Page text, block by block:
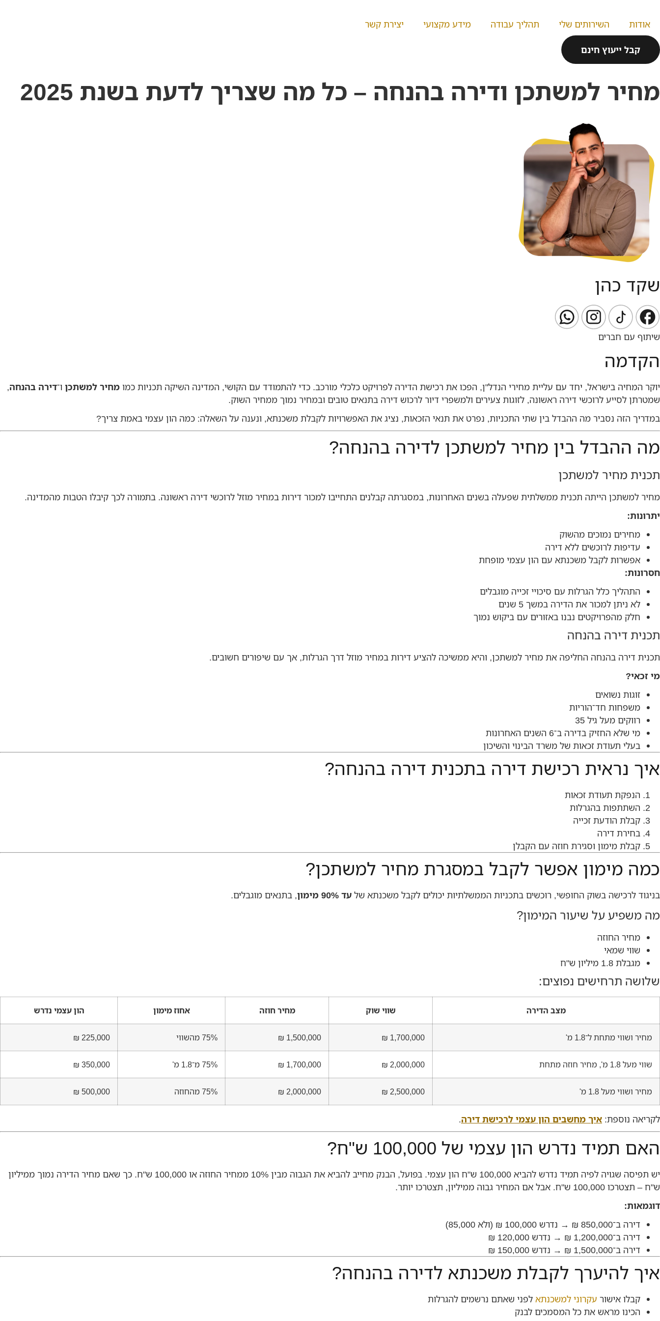
אודות השירותים שלי תהליך עבודה מידע מקצועי יצירת קשר
קבל ייעוץ חינם
מחיר למשתכן ודירה בהנחה – כל מה שצריך לדעת בשנת 2025
שקד כהן
שיתוף עם חברים
הקדמה
יוקר המחיה בישראל, יחד עם עליית מחירי הנדל"ן, הפכו את רכישת הדירה לפרויקט כלכלי מורכב. כדי להתמודד עם הקושי, המדינה השיקה תכניות כמו מחיר למשתכן ו־דירה בהנחה,
שמטרתן לסייע לרוכשי דירה ראשונה, לזוגות צעירים ולמשפרי דיור לרכוש דירה בתנאים טובים ובמחיר נמוך ממחיר השוק.
במדריך הזה נסביר מה ההבדל בין שתי התכניות, נפרט את תנאי הזכאות, נציג את האפשרויות לקבלת משכנתא, ונענה על השאלה: כמה הון עצמי באמת צריך?
מה ההבדל בין מחיר למשתכן לדירה בהנחה?
תכנית מחיר למשתכן
מחיר למשתכן הייתה תכנית ממשלתית שפעלה בשנים האחרונות, במסגרתה קבלנים התחייבו למכור דירות במחיר מוזל לרוכשי דירה ראשונה. בתמורה לכך קיבלו הטבות מהמדינה.
יתרונות:
מחירים נמוכים מהשוק
עדיפות לרוכשים ללא דירה
אפשרות לקבל משכנתא עם הון עצמי מופחת
חסרונות:
התהליך כלל הגרלות עם סיכויי זכייה מוגבלים
לא ניתן למכור את הדירה במשך 5 שנים
חלק מהפרויקטים נבנו באזורים עם ביקוש נמוך
תכנית דירה בהנחה
תכנית דירה בהנחה החליפה את מחיר למשתכן, והיא ממשיכה להציע דירות במחיר מוזל דרך הגרלות, אך עם שיפורים חשובים.
מי זכאי?
זוגות נשואים
משפחות חד־הוריות
רווקים מעל גיל 35
מי שלא החזיק בדירה ב־6 השנים האחרונות
בעלי תעודת זכאות של משרד הבינוי והשיכון
איך נראית רכישת דירה בתכנית דירה בהנחה?
הנפקת תעודת זכאות
השתתפות בהגרלות
קבלת הודעת זכייה
בחירת דירה
קבלת מימון וסגירת חוזה עם הקבלן
כמה מימון אפשר לקבל במסגרת מחיר למשתכן?
בניגוד לרכישה בשוק החופשי, רוכשים בתכניות הממשלתיות יכולים לקבל משכנתא של עד 90% מימון , בתנאים מוגבלים.
מה משפיע על שיעור המימון?
מחיר החוזה
שווי שמאי
מגבלת 1.8 מיליון ש"ח
שלושה תרחישים נפוצים:
מצב הדירה שווי שוק מחיר חוזה אחוז מימון הון עצמי נדרש
מחיר ושווי מתחת ל־1.8 מ' 1,700,000 ₪
1,500,000 ₪ 75% מהשווי 225,000 ₪
שווי מעל 1.8 מ', מחיר חוזה מתחת 2,000,000 ₪
1,700,000 ₪ 75% מ־1.8 מ' 350,000 ₪
מחיר ושווי מעל 1.8 מ' 2,500,000 ₪
2,000,000 ₪ 75% מהחוזה 500,000 ₪
לקריאה נוספת: איך מחשבים הון עצמי לרכישת דירה.
האם תמיד נדרש הון עצמי של 100,000 ש"ח?
יש תפיסה שגויה לפיה תמיד נדרש להביא 100,000 ש"ח הון עצמי. בפועל, הבנק מחייב להביא את הגבוה מבין 10% ממחיר החוזה או 100,000 ש"ח. כך שאם מחיר הדירה נמוך ממיליון
ש"ח – תצטרכו 100,000 ש"ח. אבל אם המחיר גבוה ממיליון, תצטרכו יותר.
דוגמאות:
דירה ב־850,000 ₪ → נדרש 100,000 ₪ (ולא 85,000)
דירה ב־1,200,000 ₪ → נדרש 120,000 ₪
דירה ב־1,500,000 ₪ → נדרש 150,000 ₪
איך להיערך לקבלת משכנתא לדירה בהנחה?
קבלו אישור עקרוני למשכנתא לפני שאתם נרשמים להגרלות
הכינו מראש את כל המסמכים לבנק